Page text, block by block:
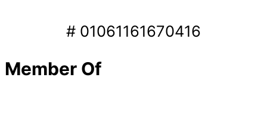
# 01061161670416
Member Of